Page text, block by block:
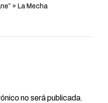
» La Mecha
no será publicada.